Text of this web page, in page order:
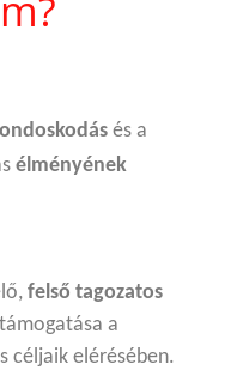
és a
élményének
felső tagozatos
támogatása a
céljaik elérésében.